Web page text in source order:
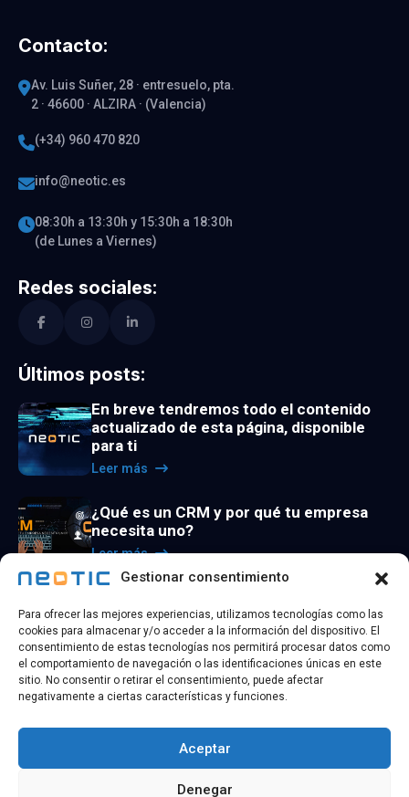
Gestionar consentimiento
Para ofrecer las mejores experiencias, utilizamos tecnologías como las
cookies para almacenar y/o acceder a la información del dispositivo. El
consentimiento de estas tecnologías nos permitirá procesar datos como
el comportamiento de navegación o las identificaciones únicas en este
sitio. No consentir o retirar el consentimiento, puede afectar
negativamente a ciertas características y funciones.
Aceptar
Denegar
Contacto:
Av. Luis Suñer, 28 · entresuelo, pta.
2 · 46600 · ALZIRA · (Valencia)
(+34) 960 470 820
info@neotic.es
08:30h a 13:30h y 15:30h a 18:30h
(de Lunes a Viernes)
Redes sociales:
Últimos posts:
En breve tendremos todo el contenido
actualizado de esta página, disponible
para ti
Leer más
¿Qué es un CRM y por qué tu empresa
necesita uno?
Leer más
artificial
Leer más
@ 2026 CopyrightNEOTIC TECHNOLOGY| Todos los